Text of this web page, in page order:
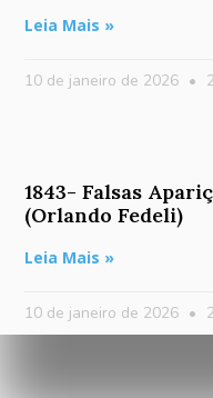
Leia Mais »
10 de janeiro de 2026
1843- Falsas
(Orlando Fedeli)
Leia Mais »
10 de janeiro de 2026